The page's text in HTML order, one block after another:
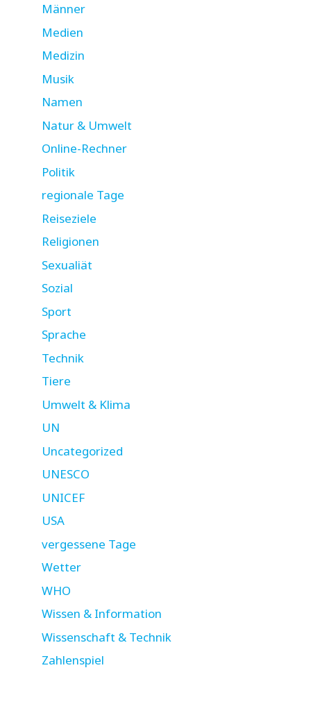
Männer
Medien
Medizin
Musik
Namen
Natur & Umwelt
Online-Rechner
Politik
regionale Tage
Reiseziele
Religionen
Sexualiät
Sozial
Sport
Sprache
Technik
Tiere
Umwelt & Klima
UN
Uncategorized
UNESCO
UNICEF
USA
vergessene Tage
Wetter
WHO
Wissen & Information
Wissenschaft & Technik
Zahlenspiel